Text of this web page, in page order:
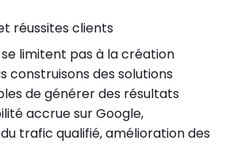
réussites clients
limitent pas à la création
construisons des solutions
de générer des résultats
accrue sur Google,
trafic qualifié, amélioration des